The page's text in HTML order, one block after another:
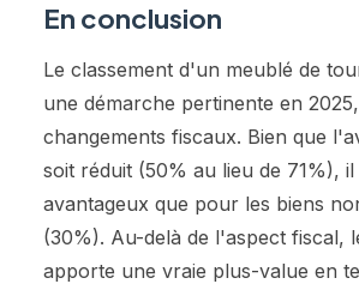
En conclusion
Le classement d'un meublé de
une démarche pertinente en
changements fiscaux. Bien que
soit réduit (50% au lieu de 71%),
avantageux que pour les biens
(30%). Au-delà de l'aspect fiscal,
apporte une vraie plus-value en